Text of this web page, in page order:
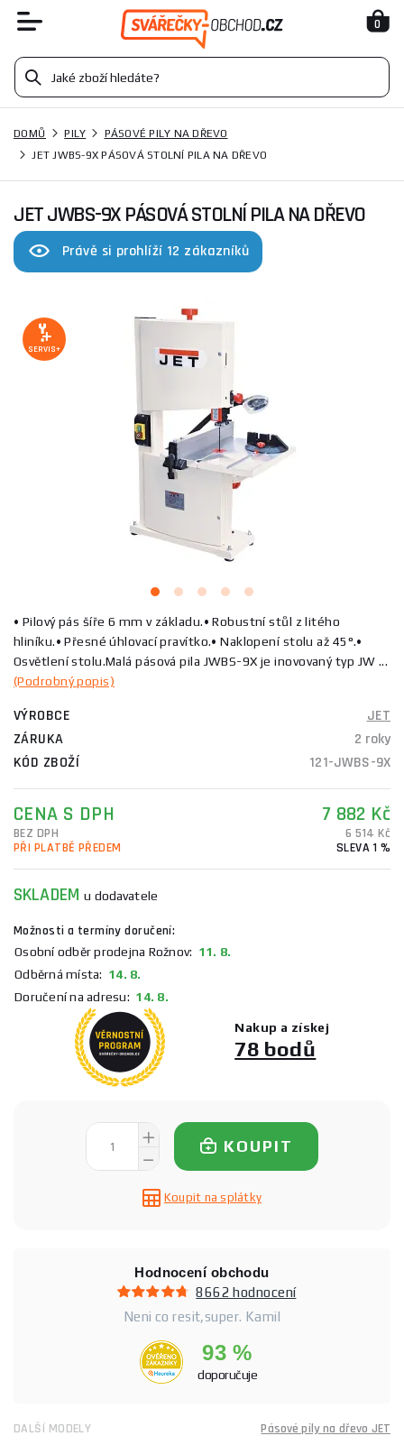
0
DOMŮ PILY
PÁSOVÉ PILY NA DŘEVO
JET JWBS-9X PÁSOVÁ STOLNÍ PILA NA DŘEVO
JET JWBS-9X PÁSOVÁ STOLNÍ PILA NA DŘEVO
Právě si prohlíží 12 zákazníků
SERVIS+
• Pilový pás šíře 6 mm v základu.• Robustní stůl z litého
hliníku.• Přesné úhlovací pravítko.• Naklopení stolu až 45°.•
Osvětlení stolu.Malá pásová pila JWBS-9X je inovovaný typ JW ...
(Podrobný popis)
VÝROBCE
JET
ZÁRUKA
2 roky
KÓD ZBOŽÍ
121-JWBS-9X
CENA S DPH 7 882 Kč
BEZ DPH
6 514 Kč
PŘI PLATBĚ PŘEDEM
SLEVA 1 %
SKLADEMu dodavatele
Možnosti a termíny doručení:
Osobní odběr prodejna Rožnov: 11. 8.
Odběrná místa: 14. 8.
Doručení na adresu: 14. 8.
Nakup a získej
78 bodů
KOUPIT
Koupit na splátky
Hodnocení obchodu
8662 hodnocení
Neni co resit,super. Kamil
93 %
doporučuje
DALŠÍ MODELY Pásové pily na dřevo JET